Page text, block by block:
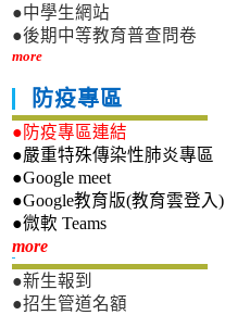
●中學生網站
●後期中等教育普查問卷
more
防疫專區
●防疫專區連結
●嚴重特殊傳染性肺炎專區
●Google meet
●Google教育版(教育雲登入)
●微軟 Teams
more新生專區
●新生報到
●招生管道名額